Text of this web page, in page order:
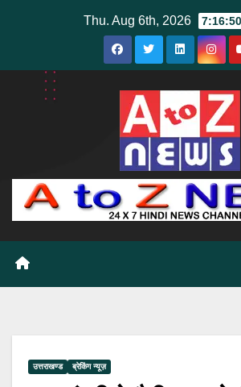
Thu. Aug 6th, 2026
उत्तराखण्ड ब्रेकिंग न्यूज़